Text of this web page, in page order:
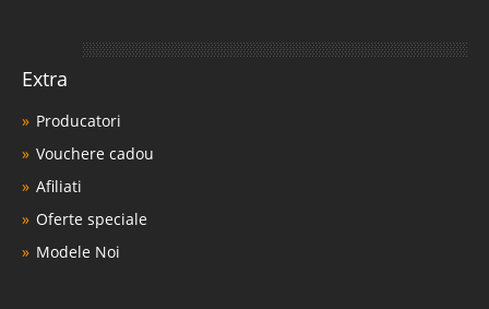
Extra
Producatori
Vouchere cadou
Afiliati
Oferte speciale
Modele Noi